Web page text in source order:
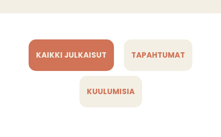
KAIKKI JULKAISUT TAPAHTUMAT
KUULUMISIA